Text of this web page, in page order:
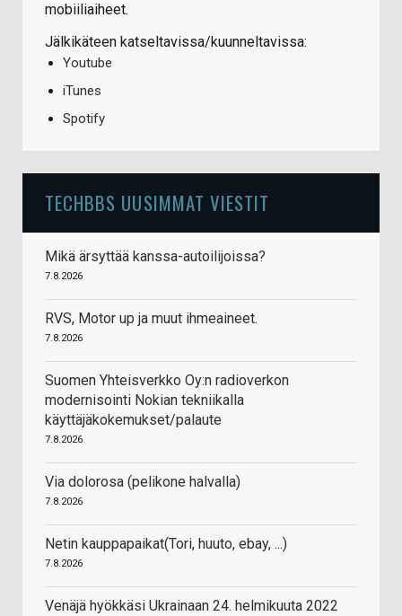
mobiiliaiheet.
Jälkikäteen katseltavissa/kuunneltavissa:
Youtube
iTunes
Spotify
TECHBBS UUSIMMAT VIESTIT
Mikä ärsyttää kanssa-autoilijoissa?
7.8.2026
RVS, Motor up ja muut ihmeaineet.
7.8.2026
Suomen Yhteisverkko Oy:n radioverkon
modernisointi Nokian tekniikalla
käyttäjäkokemukset/palaute
7.8.2026
Via dolorosa (pelikone halvalla)
7.8.2026
Netin kauppapaikat(Tori, huuto, ebay, ...)
7.8.2026
Venäjä hyökkäsi Ukrainaan 24. helmikuuta 2022